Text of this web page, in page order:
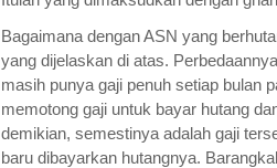
Bagaimana dengan ASN yang
yang dijelaskan di atas.
masih punya gaji penuh setiap bulan
memotong gaji untuk bayar hutang
demikian, semestinya adalah gaji
baru dibayarkan hutangnya.